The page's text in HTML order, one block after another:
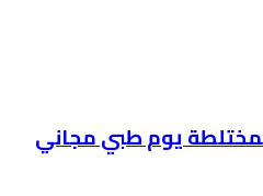
يوم طبي مجاني